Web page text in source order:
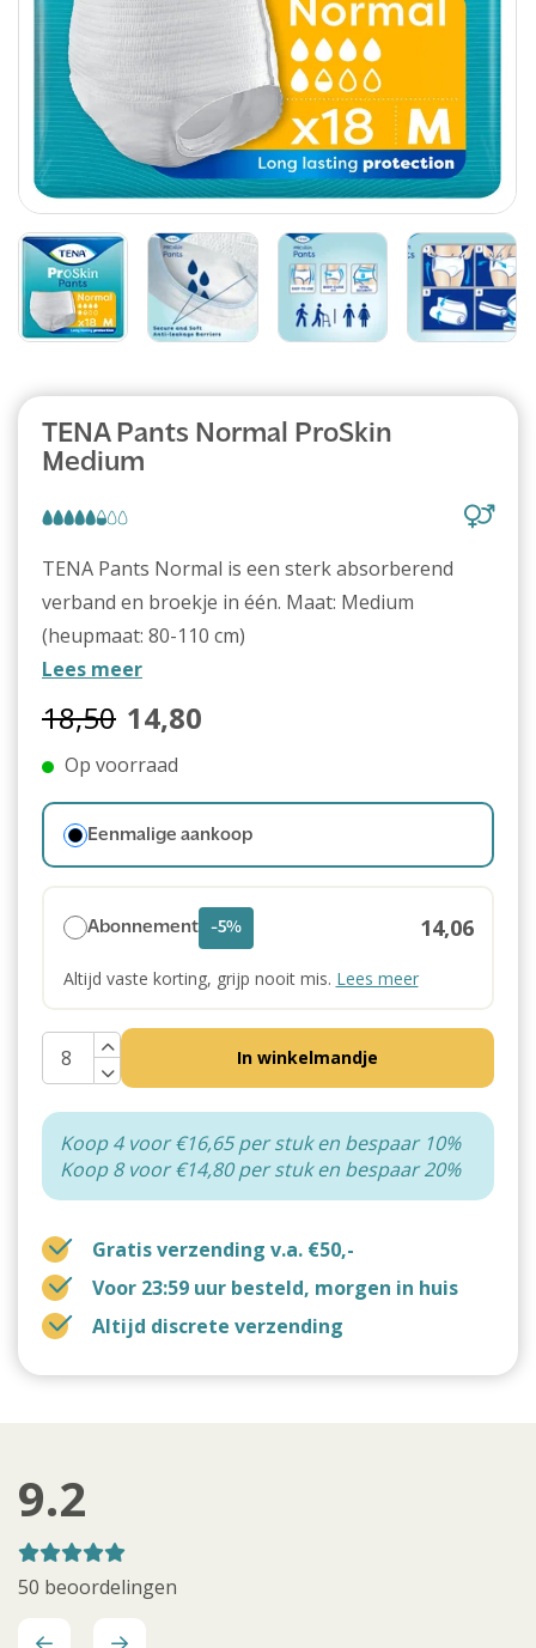
TENA Pants Normal ProSkin
Medium
TENA Pants Normal is een sterk absorberend
verband en broekje in één. Maat: Medium
(heupmaat: 80-110 cm)
Lees meer
18,50 14,80
Op voorraad
Eenmalige aankoop
Abonnement -5% 14,06
Altijd vaste korting, grijp nooit mis. Lees meer
In winkelmandje
Koop 4 voor €16,65 per stuk en bespaar 10%
Koop 8 voor €14,80 per stuk en bespaar 20%
Gratis verzending v.a. €50,-
Voor 23:59 uur besteld, morgen in huis
Altijd discrete verzending
9.2
50 beoordelingen